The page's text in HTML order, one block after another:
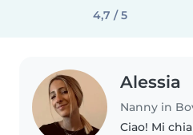
4,7 / 5
Alessia
Nanny in
Ciao! Mi